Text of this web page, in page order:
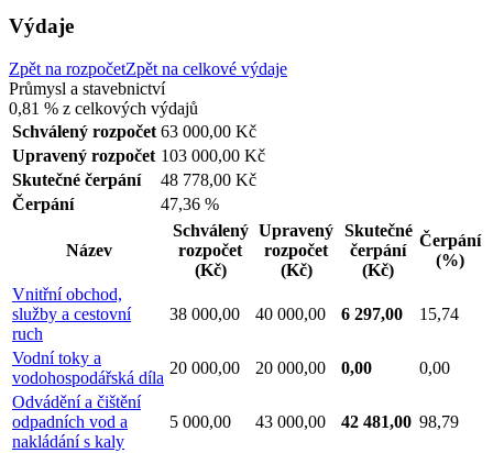
Výdaje
Zpět na rozpočetZpět na celkové výdaje
Průmysl a stavebnictví
0,81 % z celkových výdajů
Schválený rozpočet 63 000,00 Kč
Upravený rozpočet 103 000,00 Kč
Skutečné čerpání
48 778,00 Kč
Čerpání
47,36 %
Název
Schválený
rozpočet
(Kč)
Upravený
rozpočet
(Kč)
Skutečné
čerpání
(Kč)
Čerpání
(%)
Vnitřní obchod,
služby a cestovní
ruch
38 000,00 40 000,00 6 297,00 15,74
Vodní toky a
vodohospodářská díla
20 000,00 20 000,00 0,00
0,00
Odvádění a čištění
odpadních vod a
nakládání s kaly
5 000,00 43 000,00 42 481,00 98,79